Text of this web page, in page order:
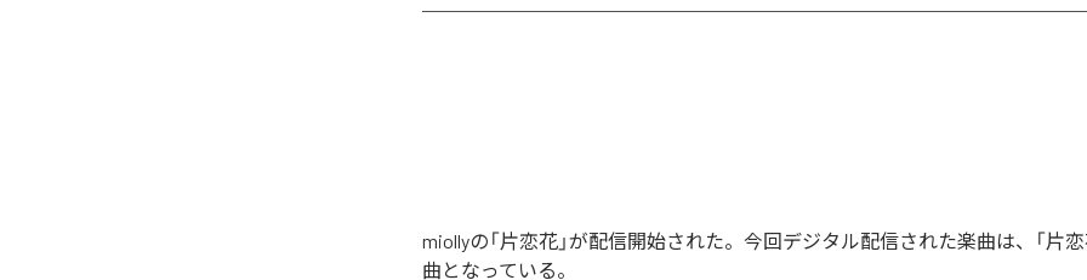
miollyの「片恋花」が配信開始された。今回デジタル配信された楽曲は、「片恋
曲となっている。